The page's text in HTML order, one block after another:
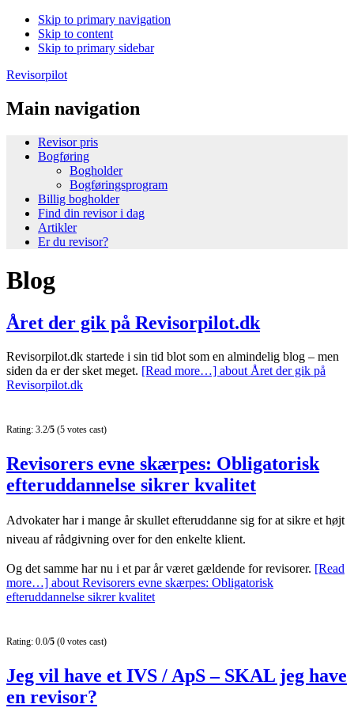
Skip to primary navigation
Skip to content
Skip to primary sidebar
Revisorpilot
Main navigation
Revisor pris
Bogføring
Bogholder
Bogføringsprogram
Billig bogholder
Find din revisor i dag
Artikler
Er du revisor?
Blog
Året der gik på Revisorpilot.dk
Revisorpilot.dk startede i sin tid blot som en almindelig blog – men
siden da er der sket meget. [Read more…] about Året der gik på
Revisorpilot.dk
Rating: 3.2/5 (5 votes cast)
Revisorers evne skærpes: Obligatorisk
efteruddannelse sikrer kvalitet
Advokater har i mange år skullet efteruddanne sig for at sikre et højt
niveau af rådgivning over for den enkelte klient.
Og det samme har nu i et par år været gældende for revisorer. [Read
more…] about Revisorers evne skærpes: Obligatorisk
efteruddannelse sikrer kvalitet
Rating: 0.0/5 (0 votes cast)
Jeg vil have et IVS / ApS – SKAL jeg have
en revisor?